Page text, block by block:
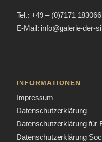
Tel.: +49 – (0)7171 183066
E-Mail: info@galerie-der-
INFORMATIONEN
Impressum
Datenschutzerklärung
Datenschutzerklärung für
Datenschutzerklärung